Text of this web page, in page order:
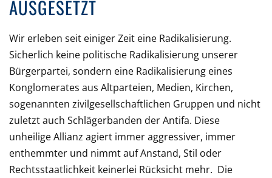
AUSGESETZT
Wir erleben seit einiger Zeit eine Radikalisierung.
Sicherlich keine politische Radikalisierung unserer
Bürgerpartei, sondern eine Radikalisierung eines
Konglomerates aus Altparteien, Medien, Kirchen,
sogenannten zivilgesellschaftlichen Gruppen und nicht
zuletzt auch Schlägerbanden der Antifa. Diese
unheilige Allianz agiert immer aggressiver, immer
enthemmter und nimmt auf Anstand, Stil oder
Rechtsstaatlichkeit keinerlei Rücksicht mehr. Die